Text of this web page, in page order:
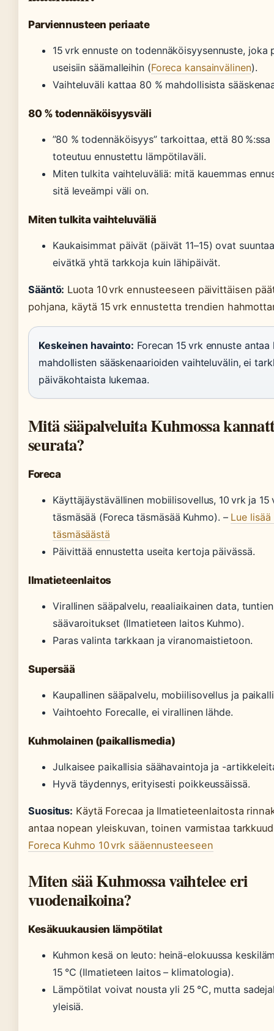
Parviennusteen periaate
15 vrk ennuste on todennäköisyysennuste, joka
useisiin säämalleihin (Foreca kansainvälinen).
Vaihteluväli kattaa 80 % mahdollisista
80 % todennäköisyysväli
”80 % todennäköisyys” tarkoittaa, että 80
toteutuu ennustettu lämpötilaväli.
Miten tulkita vaihteluväliä: mitä kauemmas
sitä leveämpi väli on.
Miten tulkita vaihteluväliä
Kaukaisimmat päivät (päivät 11–15) ovat
eivätkä yhtä tarkkoja kuin lähipäivät.
Sääntö: Luota 10 vrk ennusteeseen päivittäisen
pohjana, käytä 15 vrk ennustetta trendien
Keskeinen havainto: Forecan 15 vrk ennuste
mahdollisten sääskenaarioiden vaihteluvälin, ei
päiväkohtaista lukemaa.
Mitä sääpalveluita Kuhmossa
seurata?
Foreca
Käyttäjäystävällinen mobiilisovellus, 10 vrk ja 15
täsmäsää (Foreca täsmäsää Kuhmo). – Lue lisää
täsmäsäästä
Päivittää ennustetta useita kertoja päivässä.
Ilmatieteenlaitos
Virallinen sääpalvelu, reaaliaikainen data,
säävaroitukset (Ilmatieteen laitos Kuhmo).
Paras valinta tarkkaan ja viranomaistietoon.
Supersää
Kaupallinen sääpalvelu, mobiilisovellus ja
Vaihtoehto Forecalle, ei virallinen lähde.
Kuhmolainen (paikallismedia)
Julkaisee paikallisia säähavaintoja ja -
Hyvä täydennys, erityisesti poikkeussäissä.
Suositus: Käytä Forecaa ja Ilmatieteenlaitosta
antaa nopean yleiskuvan, toinen varmistaa
Foreca Kuhmo 10 vrk sääennusteeseen
Miten sää Kuhmossa vaihtelee eri
vuodenaikoina?
Kesäkuukausien lämpötilat
Kuhmon kesä on leuto: heinä-elokuussa
15 °C (Ilmatieteen laitos – klimatologia).
Lämpötilat voivat nousta yli 25 °C, mutta
yleisiä.